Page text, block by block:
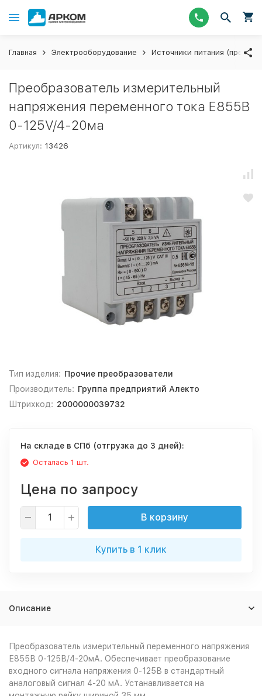
Главная Электрооборудование Источники питания
Преобразователь измерительный
напряжения переменного тока Е855В
0-125V/4-20ма
Артикул: 13426
Тип изделия: Прочие преобразователи
Производитель: Группа предприятий Алекто
Штрихкод: 2000000039732
На складе в СПб (отгрузка до 3 дней):
Осталась 1 шт.
Цена по запросу
В корзину
Купить в 1 клик
Описание
Преобразователь измерительный переменного напряжения
Е855В 0-125В/4-20мА. Обеспечивает преобразование
входного сигнала напряжения 0-125В в стандартный
аналоговый сигнал 4-20 мА. Устанавливается на